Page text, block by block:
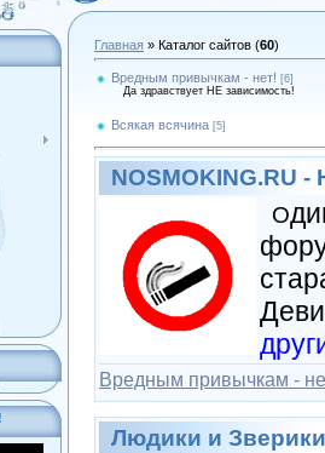
Главная » Каталог сайтов (60)
Вредным привычкам - нет! [6]
Да здравствует НЕ зависимость!
Всякая всячина [5]
NOSMOKING.RU
О
Вредным привычкам -
Людики и Зверики